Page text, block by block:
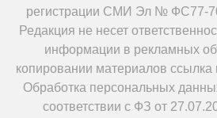
регистрации СМИ Эл № ФС77-
Редакция не несет
информации в рекламных
копировании материалов ссылка
Обработка персональных
соответствии с ФЗ от